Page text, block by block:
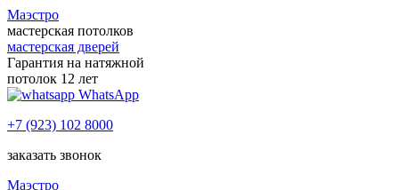
Маэстро
мастерская потолков
мастерская дверей
Гарантия на натяжной
потолок 12 лет
WhatsApp
+7 (923) 102 8000
заказать звонок
Маэстро